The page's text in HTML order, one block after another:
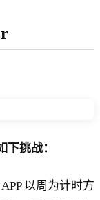
挑战：
以周为计时方